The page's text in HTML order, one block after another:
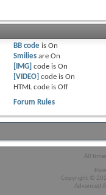
BB codeis On
Smiliesare On
[IMG] code is On
[VIDEO] code is On
HTML code is Off
Forum Rules
All
Copyright ©
Advanced